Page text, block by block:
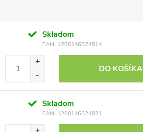
Skladom
EAN: 1200146524814
DO KOŠÍKA
Skladom
EAN: 1200146524821